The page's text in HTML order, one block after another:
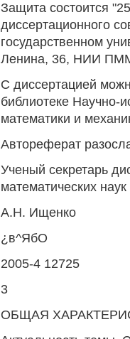
Защита состоится
диссертационного
государственном
Ленина, 36, НИИ
С диссертацией
библиотеке Научно-
математики и
Автореферат
Ученый секретарь
математических наук
А.Н. Ищенко
¿в^ЯбО
2005-4 12725
3
ОБЩАЯ